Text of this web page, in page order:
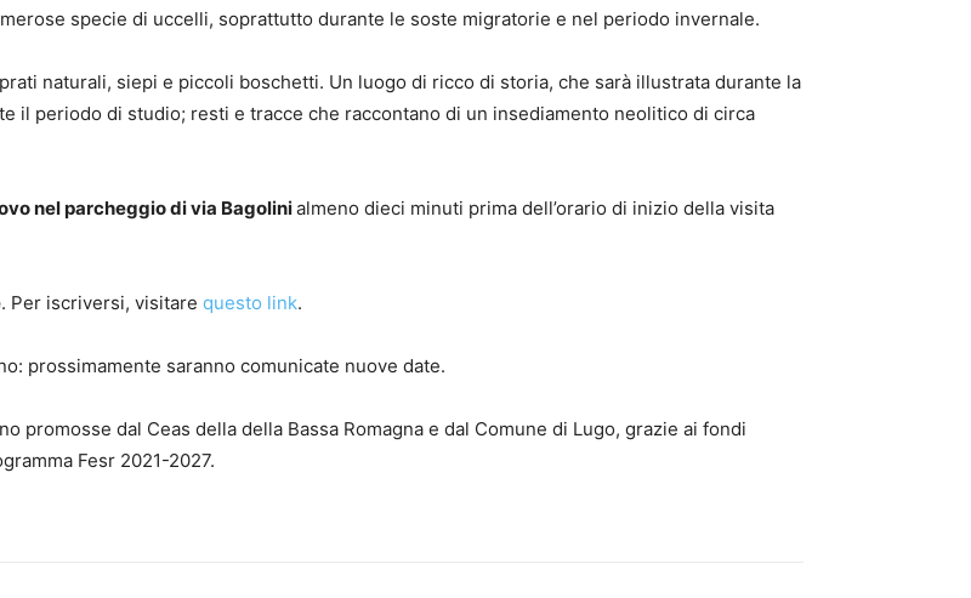
specie di uccelli, soprattutto durante le soste migratorie e nel periodo invernale.
naturali, siepi e piccoli boschetti. Un luogo di ricco di storia, che sarà illustrata durante la
il periodo di studio; resti e tracce che raccontano di un insediamento neolitico di circa
nel parcheggio di via Bagolinialmeno dieci minuti prima dell’orario di inizio della visita
. Per iscriversi, visitare questo link.
prossimamente saranno comunicate nuove date.
promosse dal Ceas della della Bassa Romagna e dal Comune di Lugo, grazie ai fondi
Fesr 2021-2027.